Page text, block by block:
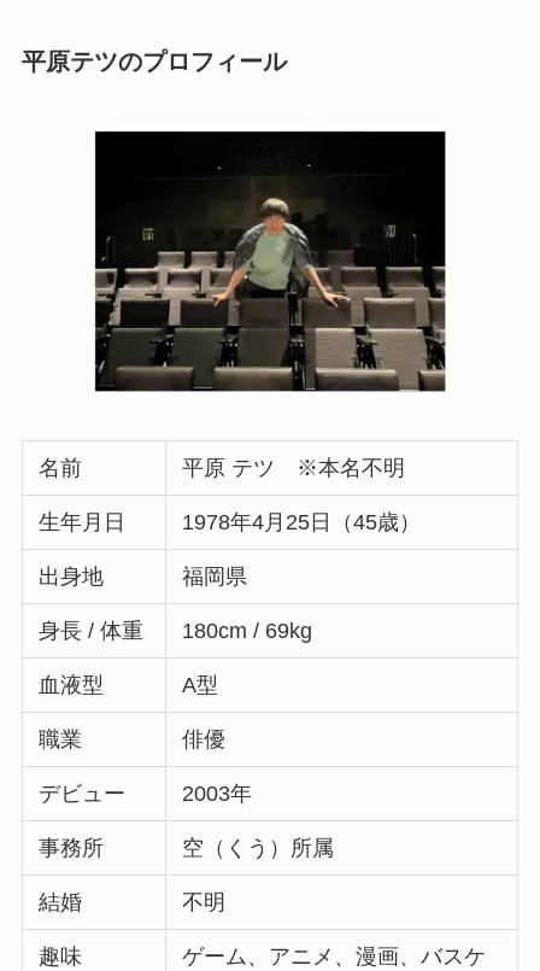
平原テツのプロフィール
名前 平原 テツ ※本名不明
生年月日 1978年4月25日（45歳）
出身地 福岡県
身長 / 体重 180cm / 69kg
血液型 A型
職業 俳優
デビュー 2003年
事務所 空（くう）所属
結婚 不明
趣味 ゲーム、アニメ、漫画、バスケ